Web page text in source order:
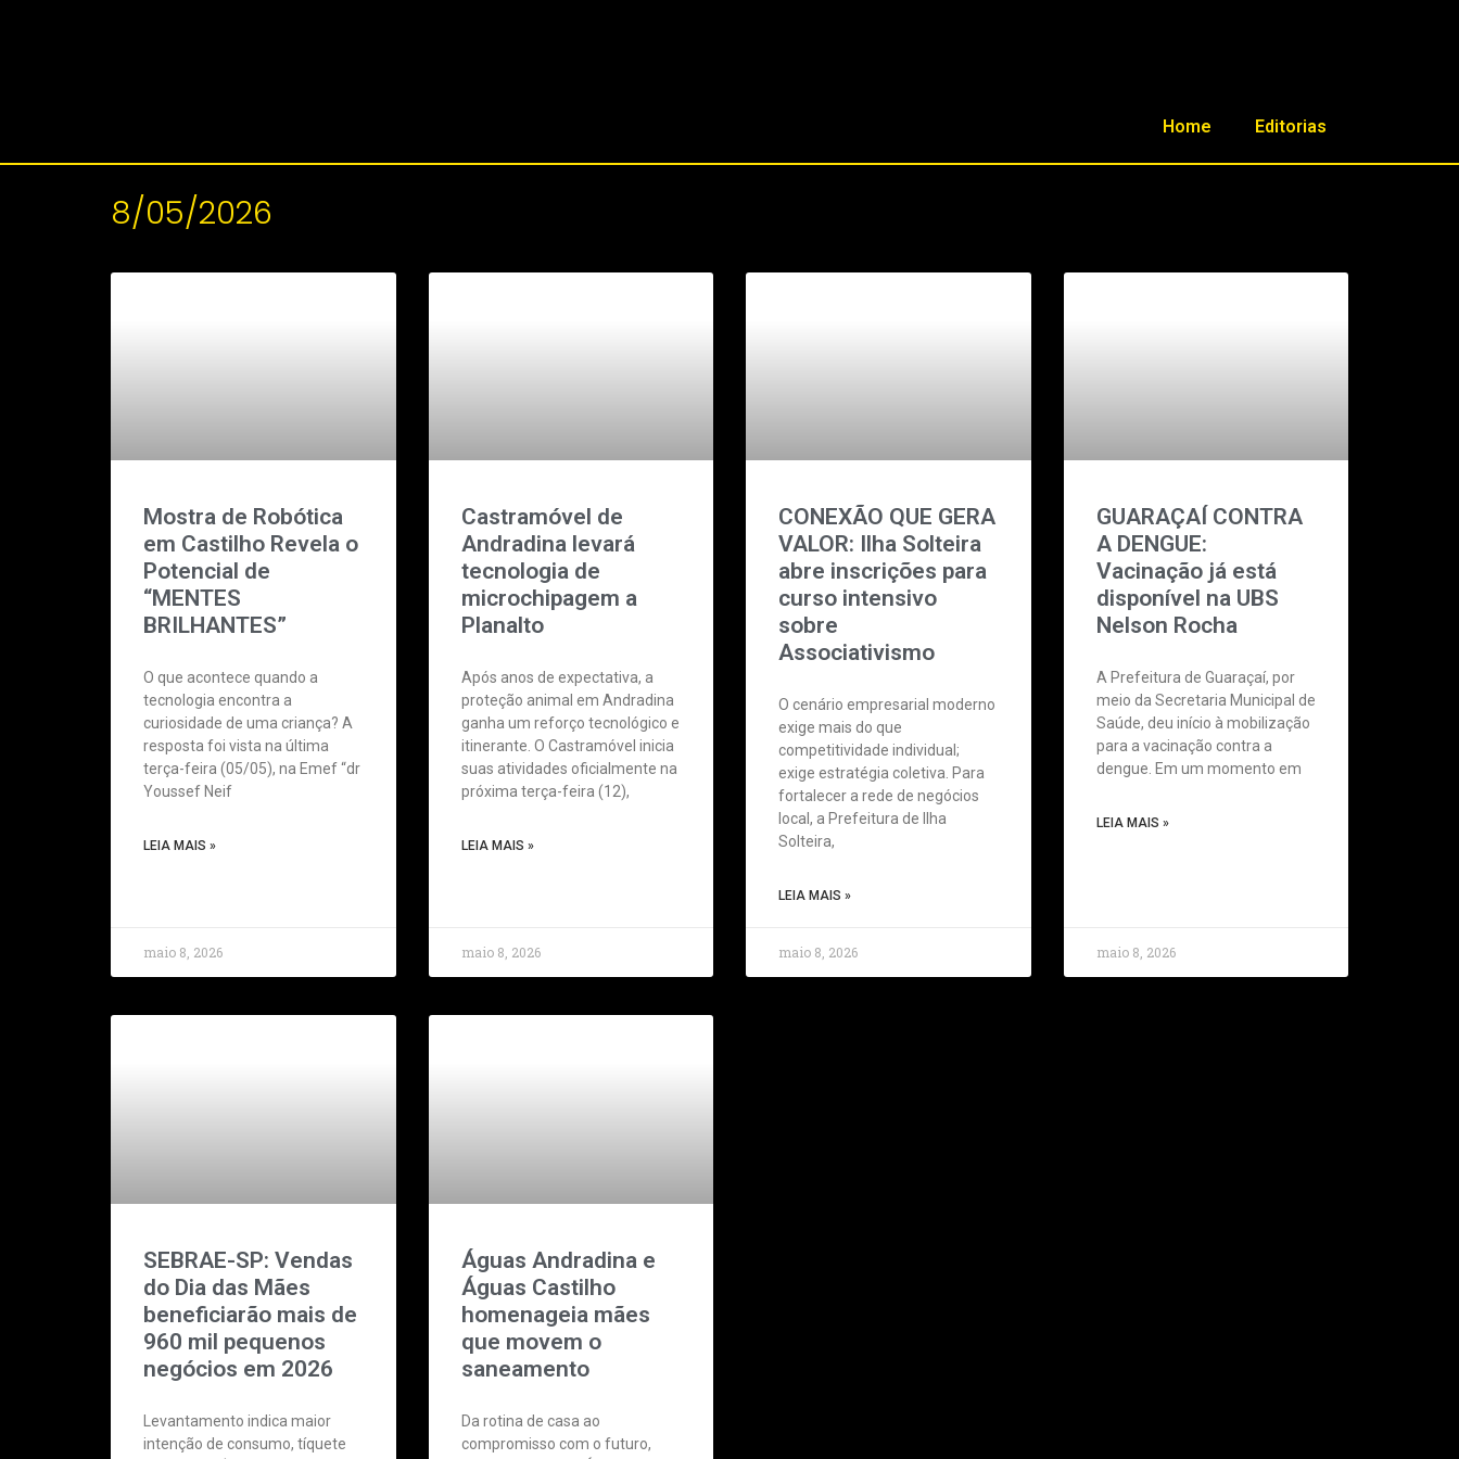
Home Editorias
8/05/2026
Mostra de Robótica
em Castilho Revela o
Potencial de
“MENTES
BRILHANTES”
O que acontece quando a
tecnologia encontra a
curiosidade de uma criança? A
resposta foi vista na última
terça-feira (05/05), na Emef “dr
Youssef Neif
LEIA MAIS »
maio 8, 2026
Castramóvel de
Andradina levará
tecnologia de
microchipagem a
Planalto
Após anos de expectativa, a
proteção animal em Andradina
ganha um reforço tecnológico e
itinerante. O Castramóvel inicia
suas atividades oficialmente na
próxima terça-feira (12),
LEIA MAIS »
maio 8, 2026
CONEXÃO QUE GERA
VALOR: Ilha Solteira
abre inscrições para
curso intensivo
sobre
Associativismo
O cenário empresarial moderno
exige mais do que
competitividade individual;
exige estratégia coletiva. Para
fortalecer a rede de negócios
local, a Prefeitura de Ilha
Solteira,
LEIA MAIS »
maio 8, 2026
GUARAÇAÍ CONTRA
A DENGUE:
Vacinação já está
disponível na UBS
Nelson Rocha
A Prefeitura de Guaraçaí, por
meio da Secretaria Municipal de
Saúde, deu início à mobilização
para a vacinação contra a
dengue. Em um momento em
LEIA MAIS »
maio 8, 2026
SEBRAE-SP: Vendas
do Dia das Mães
beneficiarão mais de
960 mil pequenos
negócios em 2026
Levantamento indica maior
intenção de consumo, tíquete
Águas Andradina e
Águas Castilho
homenageia mães
que movem o
saneamento
Da rotina de casa ao
compromisso com o futuro,